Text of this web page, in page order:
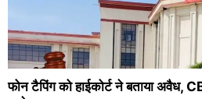
फोन टैपिंग को हाईकोर्ट ने बताया अवैध,